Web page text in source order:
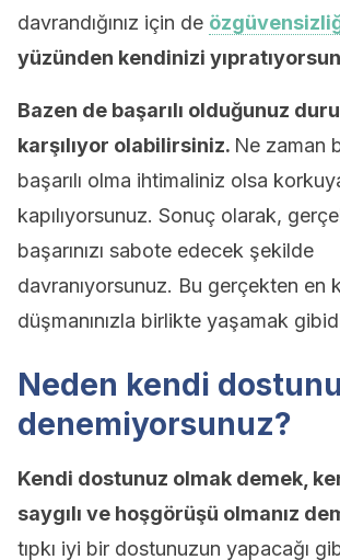
davrandığınız için de
yüzünden kendinizi
Bazen de başarılı olduğunuz
karşılıyor olabilirsiniz. Ne zaman
başarılı olma ihtimaliniz olsa
kapılıyorsunuz. Sonuç olarak,
başarınızı sabote edecek şekilde
davranıyorsunuz. Bu gerçekten en
düşmanınızla birlikte yaşamak
Neden kendi
denemiyorsunuz?
Kendi dostunuz olmak demek,
saygılı ve hoşgörüşü olmanız
tıpkı iyi bir dostunuzun yapacağı